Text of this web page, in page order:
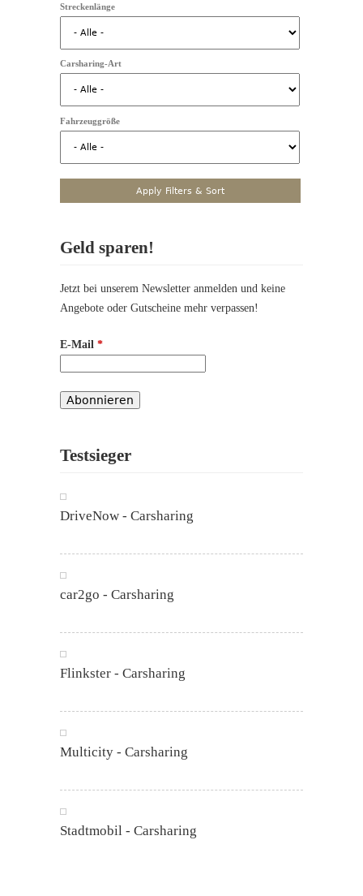
Streckenlänge
Carsharing-Art
Fahrzeuggröße
Geld sparen!
Jetzt bei unserem Newsletter anmelden und keine
Angebote oder Gutscheine mehr verpassen!
E-Mail *
Testsieger
DriveNow - Carsharing
car2go - Carsharing
Flinkster - Carsharing
Multicity - Carsharing
Stadtmobil - Carsharing